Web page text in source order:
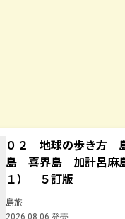
０２ 地球の歩き方
島 喜界島 加計呂麻
１） ５訂版
島旅
2026.08.06 発売